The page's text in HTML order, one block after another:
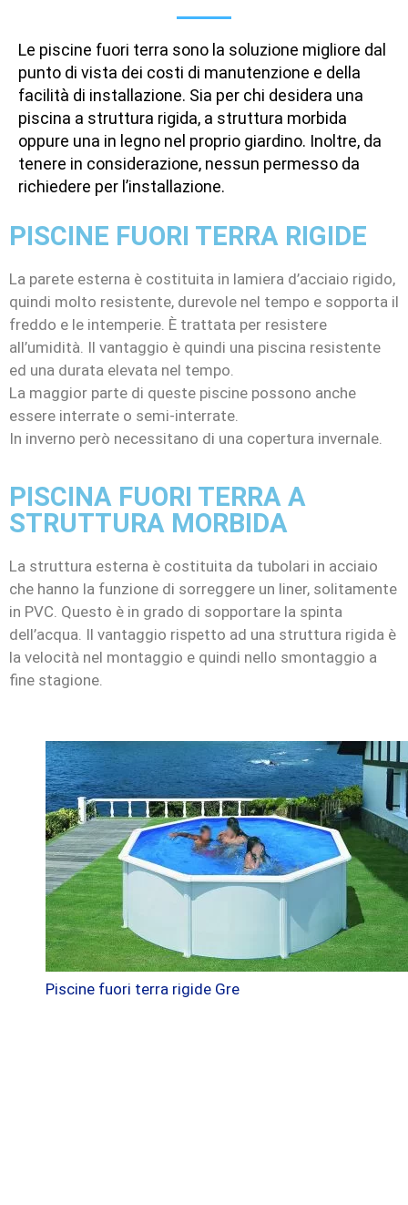
Le piscine fuori terra sono la soluzione migliore dal
punto di vista dei costi di manutenzione e della
facilità di installazione. Sia per chi desidera una
piscina a struttura rigida, a struttura morbida
oppure una in legno nel proprio giardino. Inoltre, da
tenere in considerazione, nessun permesso da
richiedere per l’installazione.
PISCINE FUORI TERRA RIGIDE
La parete esterna è costituita in lamiera d’acciaio rigido,
quindi molto resistente, durevole nel tempo e sopporta il
freddo e le intemperie. È trattata per resistere
all’umidità. Il vantaggio è quindi una piscina resistente
ed una durata elevata nel tempo.
La maggior parte di queste piscine possono anche
essere interrate o semi-interrate.
In inverno però necessitano di una copertura invernale.
PISCINA FUORI TERRA A
STRUTTURA MORBIDA
La struttura esterna è costituita da tubolari in acciaio
che hanno la funzione di sorreggere un liner, solitamente
in PVC. Questo è in grado di sopportare la spinta
dell’acqua. Il vantaggio rispetto ad una struttura rigida è
la velocità nel montaggio e quindi nello smontaggio a
fine stagione.
Piscine fuori terra rigide Gre